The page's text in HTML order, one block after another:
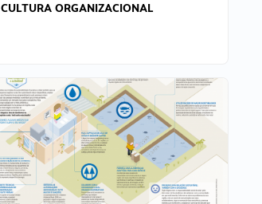
CULTURA ORGANIZACIONAL